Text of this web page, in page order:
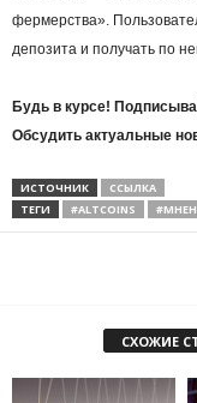
фермерства».
депозита и получать по
Будь в курсе!
Обсудить актуальные
ИСТОЧНИК
ССЫЛКА
ТЕГИ
#ALTCOINS
СХОЖИЕ